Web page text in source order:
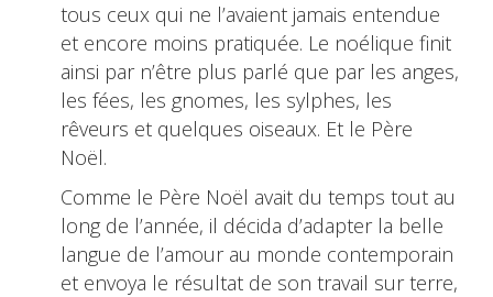
tous ceux qui ne l’avaient jamais entendue
et encore moins pratiquée. Le noélique finit
ainsi par n’être plus parlé que par les anges,
les fées, les gnomes, les sylphes, les
rêveurs et quelques oiseaux. Et le Père
Noël.
Comme le Père Noël avait du temps tout au
long de l’année, il décida d’adapter la belle
langue de l’amour au monde contemporain
et envoya le résultat de son travail sur terre,